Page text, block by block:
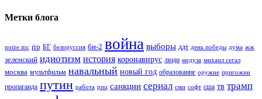
Метки блога
noize mc rip БГ белоруссия би-2 война выборы ддт день победы дума жж
зеленский идиотизм история коронавирус люди медуза михаил сегал
москва мультфильм навальный новый год образование оружие пригожин
пропаганда путин работа рпц санкции сериал сми софт сша тв трамп